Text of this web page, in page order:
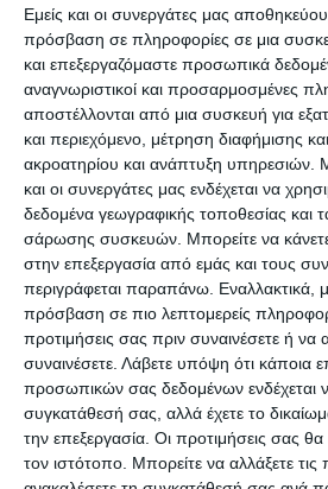
Εμείς και οι συνεργάτες μας
πρόσβαση σε πληροφορίες σε μια
και επεξεργαζόμαστε προσωπικά
αναγνωριστικοί και προσαρμοσμένες
αποστέλλονται από μια συσκευή για
και περιεχόμενο, μέτρηση διαφήμισης
ακροατηρίου και ανάπτυξη υπηρεσιών.
και οι συνεργάτες μας ενδέχεται να
δεδομένα γεωγραφικής τοποθεσίας και
σάρωσης συσκευών. Μπορείτε να κάνετε
στην επεξεργασία από εμάς και τους
περιγράφεται παραπάνω. Εναλλακτικά,
πρόσβαση σε πιο λεπτομερείς
προτιμήσεις σας πριν συναινέσετε ή να
συναινέσετε. Λάβετε υπόψη ότι κάποια
προσωπικών σας δεδομένων ενδέχεται
συγκατάθεσή σας, αλλά έχετε το
την επεξεργασία. Οι προτιμήσεις σας
τον ιστότοπο. Μπορείτε να αλλάξετε τις
ημέρες απαιτούν προσοχή και
παιδιών στον ήλιο. Η
υψηλές θερμοκρασίες,
ώρες, μπορεί να προκαλέσει
αφυδάτωση, ειδικά όταν το
περάσει κάποια ίωση ή
Η γαστρεντερίτιδα
Ο κ.Γιώργος Δημητρίου,
στον –Ε- αναφορικά με την
γαστρεντερίτιδας:
«Τώρα αντιμετωπίζουμε μια
γαστρεντερίτιδα. Ιογενής